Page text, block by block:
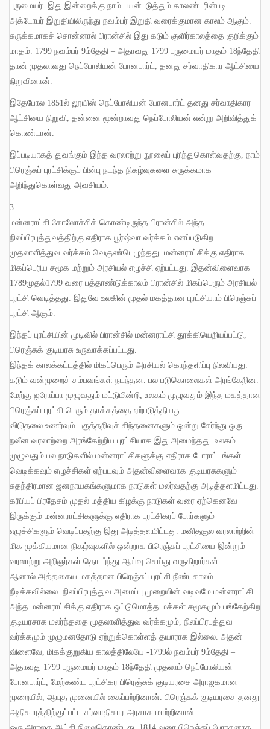
புருமையர். இது இன்றைக்கு நாம் பயன்படுத்தும் காலண்டரின்படி
அக்டோபர் இறுதியிலிருந்து நவம்பர் இறுதி வரைக்குமான காலம் ஆகும்.
சுருக்கமாகச் சொன்னால் பிரான்சில் இது கடும் குளிர்காலத்தை குறிக்கும்
மாதம். 1799 நவம்பர் 9ம்தேதி – அதாவது 1799 புருமையர் மாதம் 18ந்தேதி
தான் முதலாவது நெப்போலியன் போனபார்ட், தனது சர்வாதிகார ஆட்சியை
நிறுவினான்.
இதேபோல 1851ல் லூயிஸ் நெப்போலியன் போனபார்ட் தனது சர்வாதிகார
ஆட்சியை நிறுவி, தன்னை மூன்றாவது நெப்போலியன் என்று அறிவித்துக்
கொண்டான்.
இப்படியாகத் துவங்கும் இந்த வரலாற்று நூலைப் புரிந்துகொள்வதற்கு, நாம்
பிரெஞ்சுப் புரட்சிக்குப் பின்பு நடந்த நிகழ்வுகளை சுருக்கமாக
அறிந்துகொள்வது அவசியம்.
3
மன்னராட்சி கோலோச்சிக் கொண்டிருந்த பிரான்சில் அந்த
நிலப்பிரபுத்துவத்திற்கு எதிராக பூர்ஷ்வா வர்க்கம் எனப்படுகிற
முதலாளித்துவ வர்க்கம் வெகுண்டெழுந்தது மன்னராட்சிக்கு எதிராக
மிகப்பெரிய சமூக மற்றும் அரசியல் எழுச்சி ஏற்பட்டது இதன்விளைவாக
1789முதல்1799 வரை பத்தாண்டுக்காலம் பிரான்சில் மிகப்பெரும் அரசியல்
புரட்சி வெடித்தது இதுவே உலகின் முதல் மகத்தான புரட்சியாம் பிரெஞ்சுப்
புரட்சி ஆகும்
இந்தப் புரட்சியின் முடிவில் பிரான்சில் மன்னராட்சி தூக்கியெறியப்பட்டு
பிரெஞ்சுக் குடியரசு உருவாக்கப்பட்டது
இந்தக் காலக்கட்டத்தில் மிகப்பெரும் அரசியல் கொந்தளிப்பு நிலவியது
கடும் வன்முறைச் சம்பவங்கள் நடந்தன பல படுகொலைகள் அரங்கேறின
மேற்கு ஐரோப்பா முழுவதும் மட்டுமின்றி உலகம் முழுவதும் இந்த மகத்தான
பிரெஞ்சுப் புரட்சி பெரும் தாக்கத்தை ஏற்படுத்தியது
விடுதலை உணர்வும் பகுத்தறிவுச் சிந்தனைகளும் ஒன்று சேர்ந்து ஒரு
நவீன வரலாற்றை அரங்கேற்றிய புரட்சியாக இது அமைந்தது உலகம்
முழுவதும் பல நாடுகளில் மன்னராட்சிகளுக்கு எதிராக போராட்டங்கள்
வெடிக்கவும் எழுச்சிகள் ஏற்படவும் அதன்விளைவாக குடியரசுகளும்
சுதந்திரமான ஜனநாயகங்களுமாக நாடுகள் மலர்வதற்கு அடித்தளமிட்டது
கரீபியப் பிரதேசம் முதல் மத்திய கிழக்கு நாடுகள் வரை ஏற்கெனவே
இருக்கும் மன்னராட்சிகளுக்கு எதிராக புரட்சிகரப் போர்களும்
எழுச்சிகளும் வெடிப்பதற்கு இது அடித்தளமிட்டது மனிதகுல வரலாற்றின்
மிக முக்கியமான நிகழ்வுகளில் ஒன்றாக பிரெஞ்சுப் புரட்சியை இன்றும்
வரலாற்று அறிஞர்கள் தொடர்ந்து ஆய்வு செய்து வருகிறார்கள்
ஆனால் அத்தகைய மகத்தான பிரெஞ்சுப் புரட்சி நீண்டகாலம்
நீடிக்கவில்லை நிலப்பிரபுத்துவ அமைப்பு முறையின் வடிவமே மன்னராட்சி
அந்த மன்னராட்சிக்கு எதிராக ஒட்டுமொத்த மக்கள் சமூகமும் பங்கேற்கிற
குடியரசாக மலர்ந்ததை முதலாளித்துவ வர்க்கமும் நிலப்பிரபுத்துவ
வர்க்கமும் முழுமனதோடு ஏற்றுக்கொள்ளத் தயாராக இல்லை அதன்
விளைவே மிகக்குறுகிய காலத்திலேயே -1799ல் நவம்பர் 9ம்தேதி –
அதாவது 1799 புருமையர் மாதம் 18ந்தேதி முதலாம் நெப்போலியன்
போனபார்ட்
மேற்கண்ட புரட்சிகர பிரெஞ்சுக் குடியரசை அராஜகமான
முறையில் ஆயுத முனையில் கைப்பற்றினான் பிரெஞ்சுக் குடியரசை தனது
அதிகாரத்திற்குட்பட்ட சர்வாதிகார அரசாக மாற்றினான்